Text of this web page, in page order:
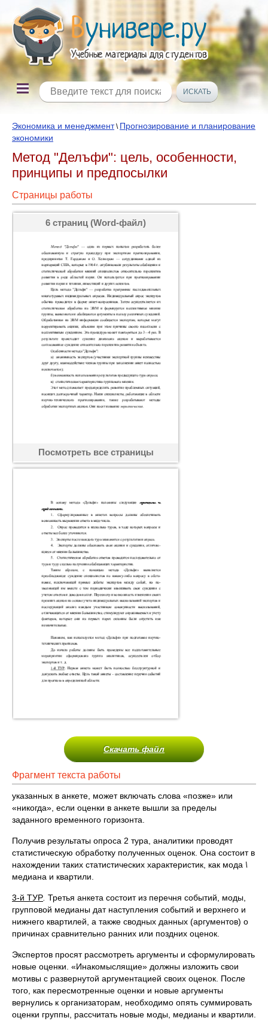
Экономика и менеджмент\ Прогнозирование и планирование
экономики
Метод "Делъфи": цель, особенности,
принципы и предпосылки
Страницы работы
6 страниц (Word-файл)
Посмотреть все страницы
Скачать файл
Фрагмент текста работы
указанных в анкете, может включать слова «позже» или
«никогда», если оценки в анкете вышли за пределы
заданного вре­менного горизонта.
Получив результаты опроса 2 тура, аналитики проводят
статисти­ческую обработку полученных оценок. Она состоит в
нахождении та­ких статистических характеристик, как мода \
медиана и квартили.
3-й ТУР Третья анкета состоит из перечня событий, моды,
группо­вой медианы дат наступления событий и верхнего и
нижнего кварти­лей, а также сводных данных (аргументов) о
причинах сравнительно ранних или поздних оценок.
Экспертов просят рассмотреть аргументы и сформулировать
но­вые оценки. «Инакомыслящие» должны изложить свои
мотивы с раз­вернутой аргументацией своих оценок. После
того, как пересмотрен­ные оценки и новые аргументы
вернулись к организаторам, необхо­димо опять суммировать
оценки группы, рассчитать новые моды, ме­дианы и квартили.